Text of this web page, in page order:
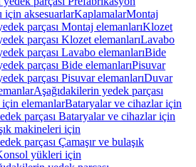
için aksesuarlarKaplamalarMontaj
parçası Montaj elemanlarıKlozet
parçası Klozet elemanlarıLavabo
parçası Lavabo elemanlarıBide
parçası Bide elemanlarıPisuvar
parçası Pisuvar elemanlarıDuvar
Aşağıdakilerin yedek parçası
elemanlarBataryalar ve cihazlar için
parçası Bataryalar ve cihazlar için
makineleri için
parçası Çamaşır ve bulaşık
yükleri için